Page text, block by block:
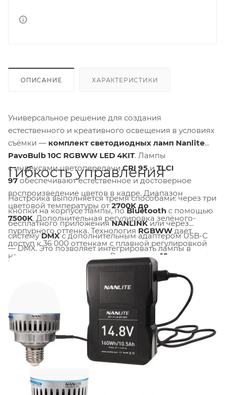
ОПИСАНИЕ ХАРАКТЕРИСТИКИ
Универсальное решение для создания
естественного и креативного освещения в условиях
съёмки — комплект светодиодных ламп Nanlite
PavoBulb 10C RGBWW LED 4KIT. Лампы
с индексами цветопередачиCRI 95иTLCI
97 обеспечивают естественное и достоверное
воспроизведение цветов в кадре. Диапазон
цветовой температуры от2700K до
7500K. Дополнительная регулировка зелёного-
пурпурного оттенка. Технология RGBWW даёт
доступ к 36 000 оттенкам с плавной регулировкой
насыщенности и оттенка. Встроенные 15 световых
(огонь, свеча, телевизор, гроза и другие)
настраиваются через приложение и сохраняются
как пресеты. Широкий угол рассеивания
создаёт мягкий, равномерный свет без резких
теней.
Гибкость управления
Настройка выполняется тремя способами: через три
кнопки на корпусе лампы, поBluetooth с помощью
бесплатного приложенияNANLINKили через
системуDMXс дополнительным адаптером USB-C
— DMX. Это позволяет интегрировать лампы в
единую световую систему вместе с другими
приборами Nanlite и управлять всем освещением с